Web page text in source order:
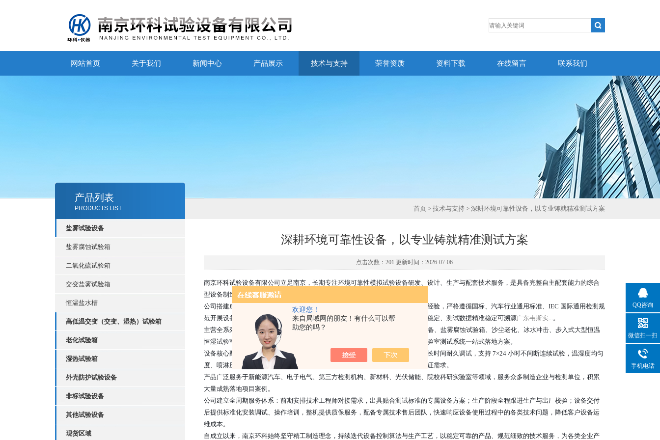
欢迎您！
来自局域网的朋友！有什么可以帮
助您的吗？
网站首页 关于我们 新闻中心 产品展示 技术与支持 荣誉资质 资料下载 在线留言 联系我们
产品列表
PRODUCTS LIST
盐雾试验设备
盐雾腐蚀试验箱
二氧化硫试验箱
交变盐雾试验箱
恒温盐水槽
高低温交变（交变、湿热）试验箱
老化试验箱
湿热试验箱
外壳防护试验设备
非标试验设备
其他试验设备
现货区域
首页 > 技术与支持 > 深耕环境可靠性设备，以专业铸就精准测试方案
深耕环境可靠性设备，以专业铸就精准测试方案
点击次数：201 更新时间：2026-07-06
南京环科试验设备有限公司立足南京，长期专注环境可靠性模拟试验设备研发、设计、生产与配套技术服务，是具备完整自主配套能力的综合
型设备制造服务商。
公司搭建成熟专业技术研发团队，核心技术人员均拥有多年行业实操与设备研发经验，严格遵循国标、汽车行业通用标准、IEC 国际通用检测规
范开展设备设计与性能调校，全流程落实标准化品控体系，保障每一台设备运行稳定、测试数据精准稳定可溯源广东韦斯实...。
主营全系列环境模拟测试设备：高低温交变湿热试验箱、IP 综合淋雨防水试验设备、盐雾腐蚀试验箱、沙尘老化、冰水冲击、步入式大型恒温
恒湿试验室等标准化机型，同时可根据企业测试需求提供非标设备定制、整套实验室测试系统一站式落地方案。
设备核心配套元器件优选行业优质配件，温控、喷淋、腐蚀循环等核心系统经过长时间耐久调试，支持 7×24 小时不间断连续试验，温湿度均匀
度、喷淋压力、盐雾沉降量等关键参数控制精度稳定，适配多行业产品可靠性验证需求。
产品广泛服务于新能源汽车、电子电气、第三方检测机构、新材料、光伏储能、院校科研实验室等领域，服务众多制造企业与检测单位，积累
大量成熟落地项目案例。
公司建立全周期服务体系：前期安排技术工程师对接需求，出具贴合测试标准的专属设备方案；生产阶段全程跟进生产与出厂校验；设备交付
后提供标准化安装调试、操作培训，整机提供质保服务，配备专属技术售后团队，快速响应设备使用过程中的各类技术问题，降低客户设备运
维成本。
自成立以来，南京环科始终坚守精工制造理念，持续迭代设备控制算法与生产工艺，以稳定可靠的产品、规范细致的技术服务，为各类企业产
QQ咨询
微信扫一扫
手机电话